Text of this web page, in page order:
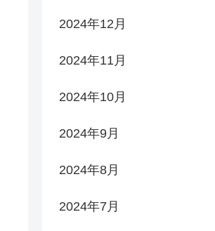
2024年12月
2024年11月
2024年10月
2024年9月
2024年8月
2024年7月